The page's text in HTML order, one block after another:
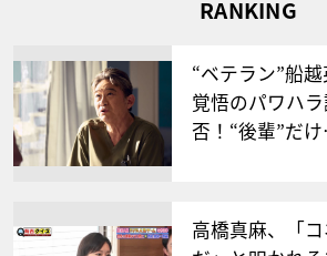
RANKING
“ベテラン”船
覚悟のパワハ
否！“後輩”だ
高橋真麻、「